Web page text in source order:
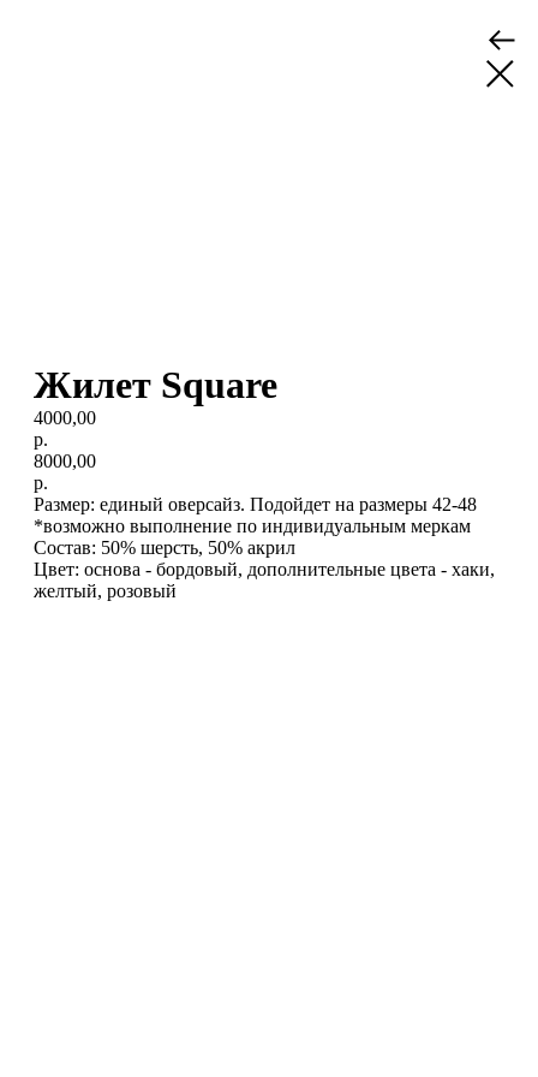
Жилет Square
4000,00
р.
8000,00
р.
Размер: единый оверсайз. Подойдет на размеры 42-48
*возможно выполнение по индивидуальным меркам
Состав: 50% шерсть, 50% акрил
Цвет: основа - бордовый, дополнительные цвета - хаки,
желтый, розовый